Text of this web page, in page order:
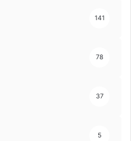
141
78
37
5